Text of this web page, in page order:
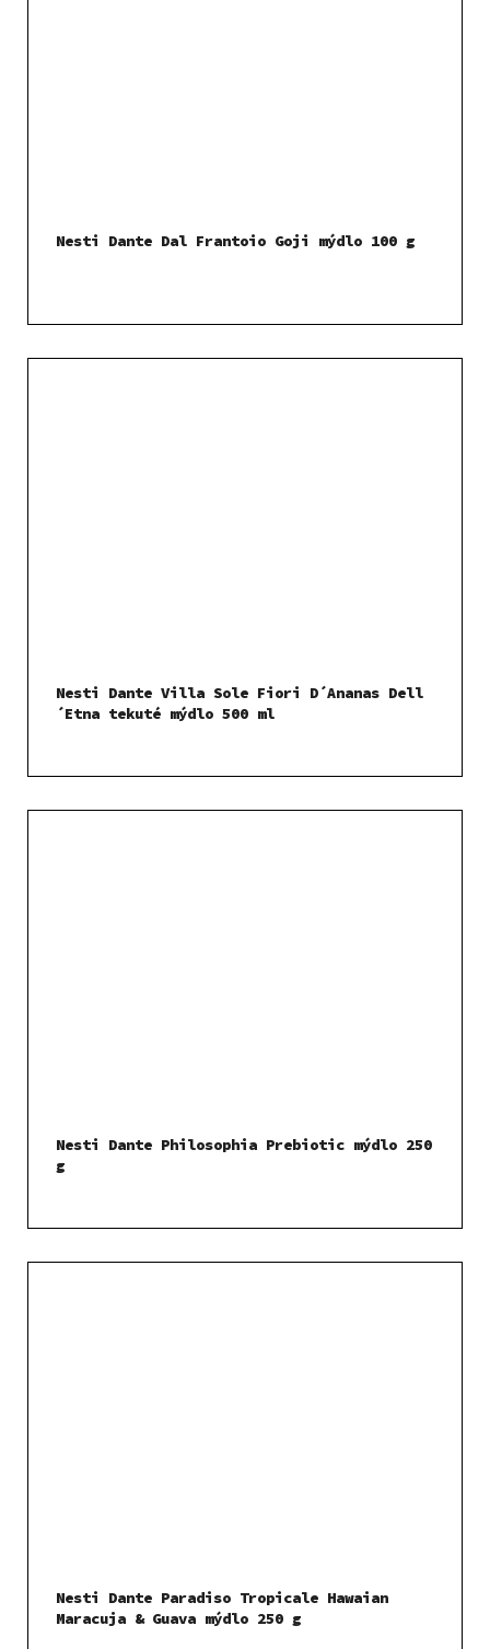
Nesti Dante Dal Frantoio Goji mýdlo 100 g
Nesti Dante Villa Sole Fiori D´Ananas Dell
´Etna tekuté mýdlo 500 ml
Nesti Dante Philosophia Prebiotic mýdlo 250
g
Nesti Dante Paradiso Tropicale Hawaian
Maracuja & Guava mýdlo 250 g